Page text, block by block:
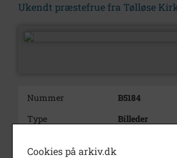
Ukendt præstefrue fra Tølløse
Nummer
B5184
Type
Billeder
Cookies på arkiv.dk